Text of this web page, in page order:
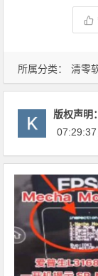
所属分类： 清零
版权声明
07:29:37